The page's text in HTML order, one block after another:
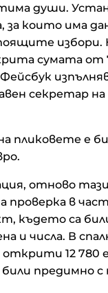
души.
за които има
избори.
сумата от
Фейсбук
секретар на
пликовете е
отново
проверка в
където са
и числа. В
12 780
предимно с